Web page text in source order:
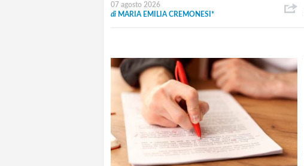
07 agosto 2026
di MARIA EMILIA CREMONESI*